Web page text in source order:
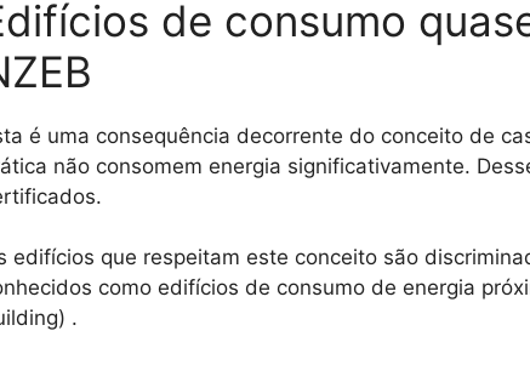
de consumo
é uma consequência decorrente do conceito de
não consomem energia significativamente.
edifícios que respeitam este conceito são
como edifícios de consumo de energia
.